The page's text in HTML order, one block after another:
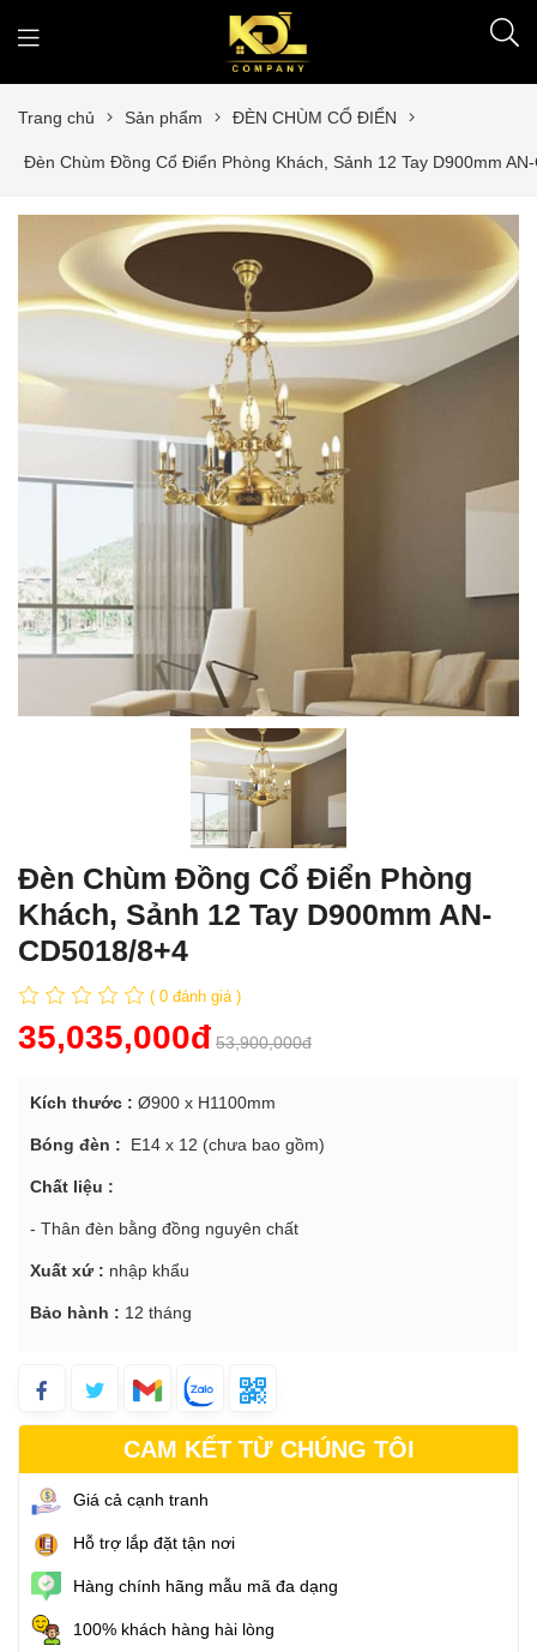
Trang chủ Sản phẩm ĐÈN CHÙM CỔ ĐIỂN
Đèn Chùm Đồng Cổ Điển Phòng Khách, Sảnh 12 Tay D900mm
Đèn Chùm Đồng Cổ Điển Phòng
Khách, Sảnh 12 Tay D900mm AN-
CD5018/8+4
( 0 đánh giá )
35,035,000đ 53,900,000đ
Kích thước : Ø900 x H1100mm
Bóng đèn : E14 x 12 (chưa bao gồm)
Chất liệu :
- Thân đèn bằng đồng nguyên chất
Xuất xứ : nhập khẩu
Bảo hành : 12 tháng
CAM KẾT TỪ CHÚNG TÔI
Giá cả cạnh tranh
Hỗ trợ lắp đặt tận nơi
Hàng chính hãng mẫu mã đa dạng
100% khách hàng hài lòng